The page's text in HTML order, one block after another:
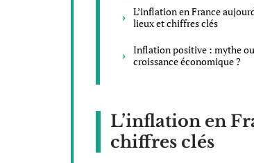
L’inflation en France
lieux et chiffres clés
Inflation positive : mythe
croissance économique ?
L’inflation en
chiffres clés